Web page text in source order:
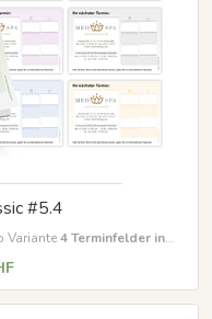
#5.4
Variante4Terminfelder in